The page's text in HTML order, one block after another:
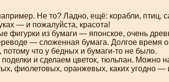
Не то? Ладно, ещё: корабли, птиц,
— и пожалуйста, красота!
фигурки из бумаги — японское, очень
— сложенная бумага. Долгое время
потому что у бедных и бумаги-то не было.
и сделаем цветок, тюльпан. Можно
фиолетовых, оранжевых, каких угодно —